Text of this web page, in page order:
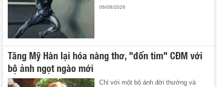
06/08/2026
Tăng Mỹ Hàn lại hóa nàng thơ, "đốn tim" CĐM với
bộ ảnh ngọt ngào mới
Chỉ với một bộ ảnh đời thường và